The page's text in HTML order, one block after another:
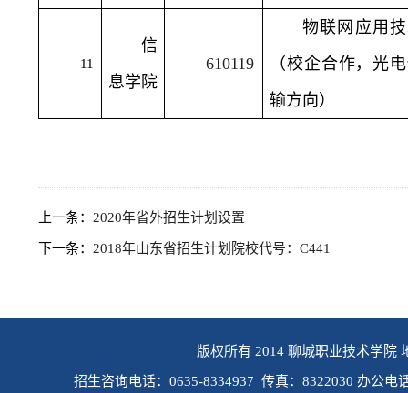
11
信
息学院
610119
物联网应用
（校企合作，光
输方向）
上一条： 2020年省外招生计划设置
下一条： 2018年山东省招生计划院校代号：C441
版权所有 2014 聊城职业技术学院
招生咨询电话：0635-8334937 传真：8322030 办公电